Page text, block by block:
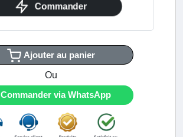
Commander
Ajouter au panier
Ou
Commander via WhatsApp